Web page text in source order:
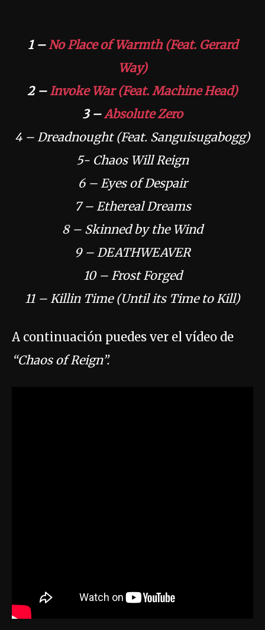
1 –No Place of Warmth (Feat. Gerard
Way)
2 –Invoke War (Feat. Machine Head)
3 –Absolute Zero
4 – Dreadnought (Feat. Sanguisugabogg)
5- Chaos Will Reign
6 – Eyes of Despair
7 – Ethereal Dreams
8 – Skinned by the Wind
9 – DEATHWEAVER
10 – Frost Forged
11 – Killin Time (Until its Time to Kill)
A continuación puedes ver el vídeo de
“Chaos of Reign”.